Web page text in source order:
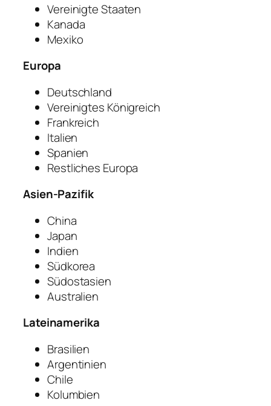
Vereinigte Staaten
Kanada
Mexiko
Europa
Deutschland
Vereinigtes Königreich
Frankreich
Italien
Spanien
Restliches Europa
Asien-Pazifik
China
Japan
Indien
Südkorea
Südostasien
Australien
Lateinamerika
Brasilien
Argentinien
Chile
Kolumbien